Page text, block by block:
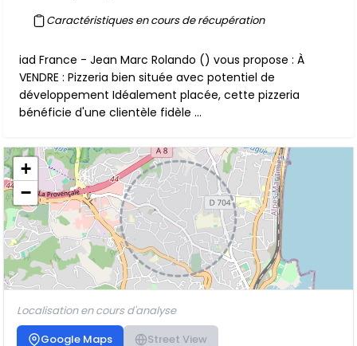
Caractéristiques en cours de récupération
iad France - Jean Marc Rolando () vous propose : À
VENDRE : Pizzeria bien située avec potentiel de
développement Idéalement placée, cette pizzeria
bénéficie d'une clientèle fidèle ...
+
−
Localisation en cours d'analyse
Google Maps
Street View